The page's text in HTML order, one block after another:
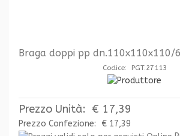
Braga doppi pp dn.110x110x110/
Codice: PGT.27113
Prezzo Unità: € 17,39
Prezzo Confezione:
€ 17,39